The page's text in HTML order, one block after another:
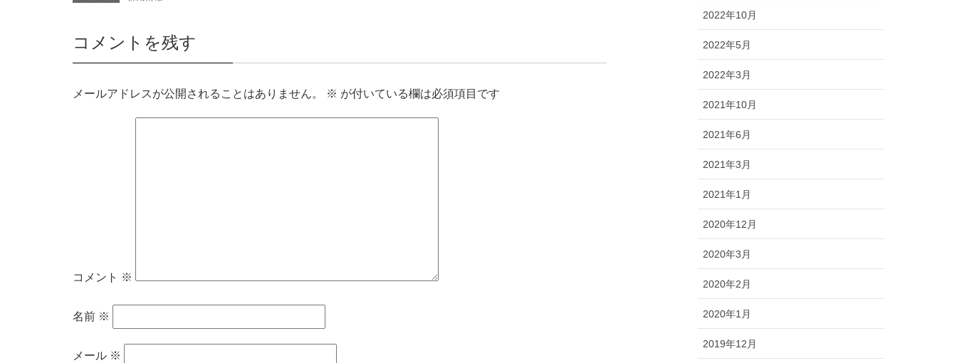
コメントを残す
メールアドレスが公開されることはありません。 ※ が付いている欄は必須項目です
コメント ※
名前 ※
メール ※
2022年10月
2022年5月
2022年3月
2021年10月
2021年6月
2021年3月
2021年1月
2020年12月
2020年3月
2020年2月
2020年1月
2019年12月